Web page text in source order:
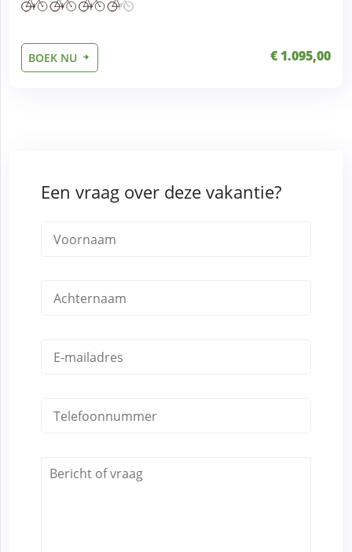
BOEK NU € 1.095,00
Een vraag over deze vakantie?